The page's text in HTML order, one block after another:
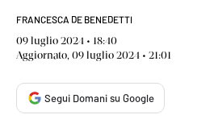
FRANCESCA DE BENEDETTI
Segui Domani su Google
09 luglio 2024 • 18:40
Aggiornato, 09 luglio 2024 • 21:01